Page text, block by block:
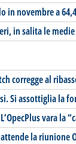
in novembre a
in salita le
corregge al
Si assottiglia la
vara la
la riunione